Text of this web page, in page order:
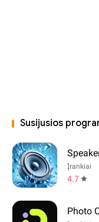
Susijusios
Įrankiai
4.7
Photo